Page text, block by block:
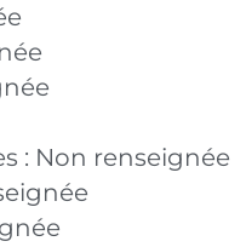
: Non renseignée